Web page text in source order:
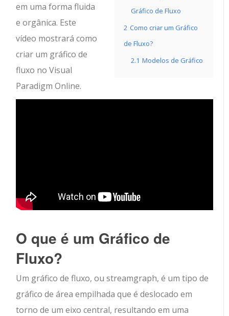
Gráfico de Fluxo
2 Como criar um Gráfico
de Fluxo?
2.1 Modelos de Gráfico
em uma forma fluida
e orgânica. Este
vídeo mostrará como
criar um gráfico de
fluxo no Visual
Paradigm Online.
O que é um Gráfico de
Fluxo?
Um gráfico de fluxo, ou streamgraph, é um tipo de
gráfico de área empilhada que é deslocado em
torno de um eixo central, resultando em uma